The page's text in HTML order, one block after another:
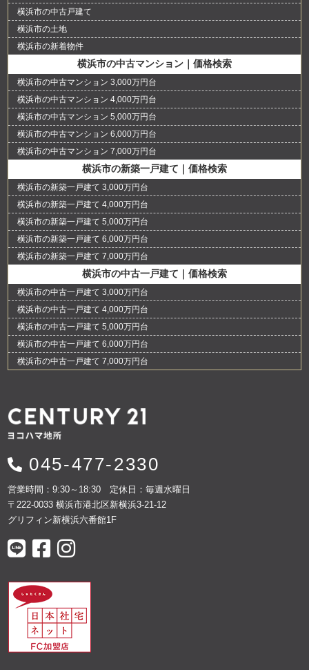
横浜市の中古戸建て
横浜市の土地
横浜市の新着物件
横浜市の中古マンション｜価格検索
横浜市の中古マンション 3,000万円台
横浜市の中古マンション 4,000万円台
横浜市の中古マンション 5,000万円台
横浜市の中古マンション 6,000万円台
横浜市の中古マンション 7,000万円台
横浜市の新築一戸建て｜価格検索
横浜市の新築一戸建て 3,000万円台
横浜市の新築一戸建て 4,000万円台
横浜市の新築一戸建て 5,000万円台
横浜市の新築一戸建て 6,000万円台
横浜市の新築一戸建て 7,000万円台
横浜市の中古一戸建て｜価格検索
横浜市の中古一戸建て 3,000万円台
横浜市の中古一戸建て 4,000万円台
横浜市の中古一戸建て 5,000万円台
横浜市の中古一戸建て 6,000万円台
横浜市の中古一戸建て 7,000万円台
045-477-2330
営業時間：9:30～18:30 定休日：毎週水曜日
〒222-0033 横浜市港北区新横浜3-21-12
グリフィン新横浜六番館1F